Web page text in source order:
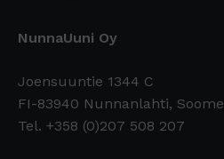
NunnaUuni Oy
Joensuuntie 1344 C
FI-83940 Nunnanlahti, Soome
Tel. +358 (0)207 508 207